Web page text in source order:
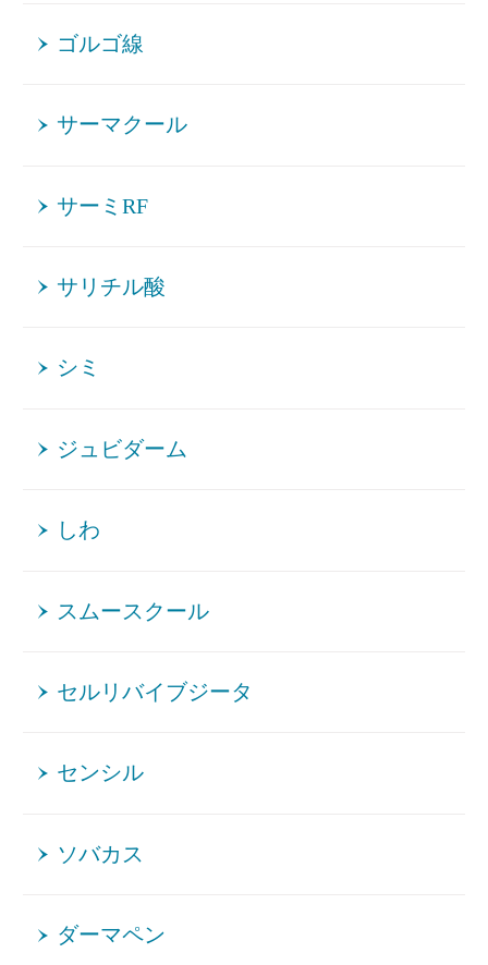
ゴルゴ線
サーマクール
サーミRF
サリチル酸
シミ
ジュビダーム
しわ
スムースクール
セルリバイブジータ
センシル
ソバカス
ダーマペン